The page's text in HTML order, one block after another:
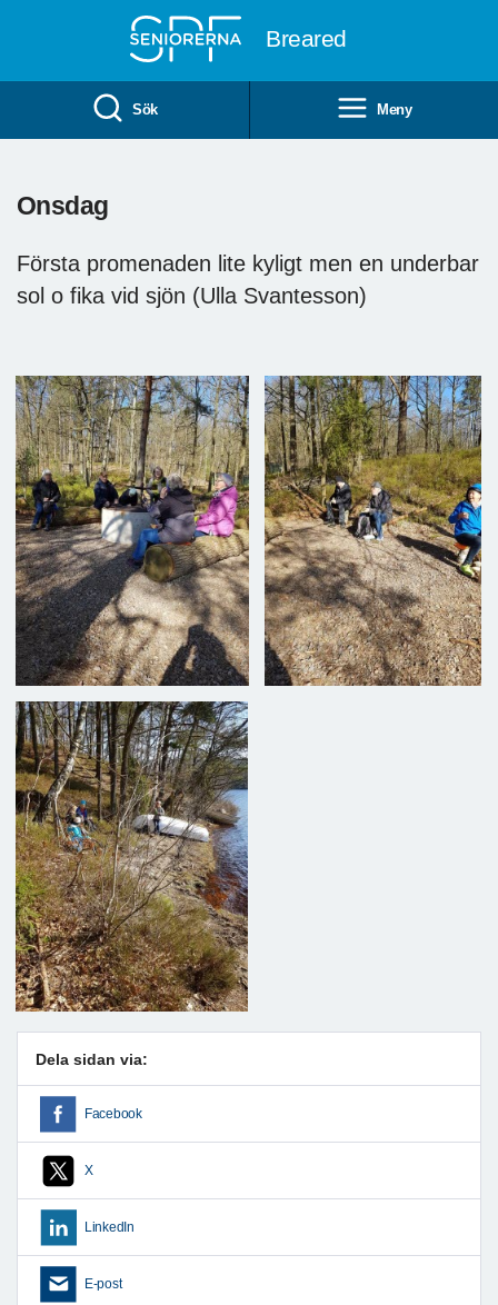
Breared
Sök Meny
Onsdag
Första promenaden lite kyligt men en underbar
sol o fika vid sjön (Ulla Svantesson)
Dela sidan via:
Facebook
X
LinkedIn
E-post